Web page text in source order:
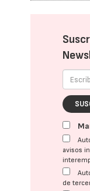
avisos
de